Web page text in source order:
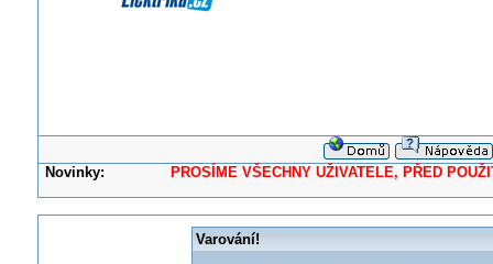
Novinky: PROSÍME VŠECHNY UŽIVATELE, PŘED
Varování!